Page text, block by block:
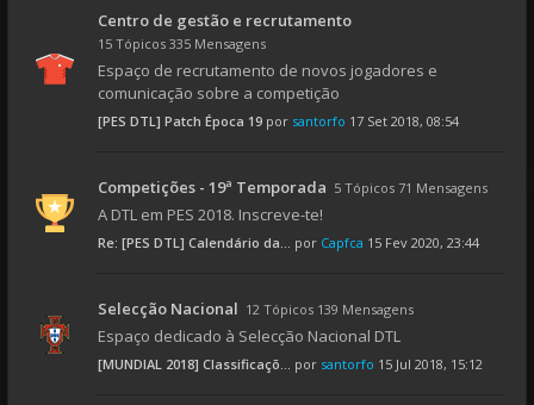
Centro de gestão e recrutamento
15 Tópicos 335 Mensagens
Espaço de recrutamento de novos jogadores e
comunicação sobre a competição
[PES DTL] Patch Época 19 por santorfo 17 Set 2018, 08:54
Competições - 19ª Temporada 5 Tópicos 71 Mensagens
A DTL em PES 2018. Inscreve-te!
Re: [PES DTL] Calendário da... por Capfca 15 Fev 2020, 23:44
Selecção Nacional 12 Tópicos 139 Mensagens
Espaço dedicado à Selecção Nacional DTL
[MUNDIAL 2018] Classificaçõ... por santorfo 15 Jul 2018, 15:12